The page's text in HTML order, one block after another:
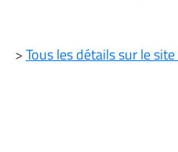
>Tous les détails sur le